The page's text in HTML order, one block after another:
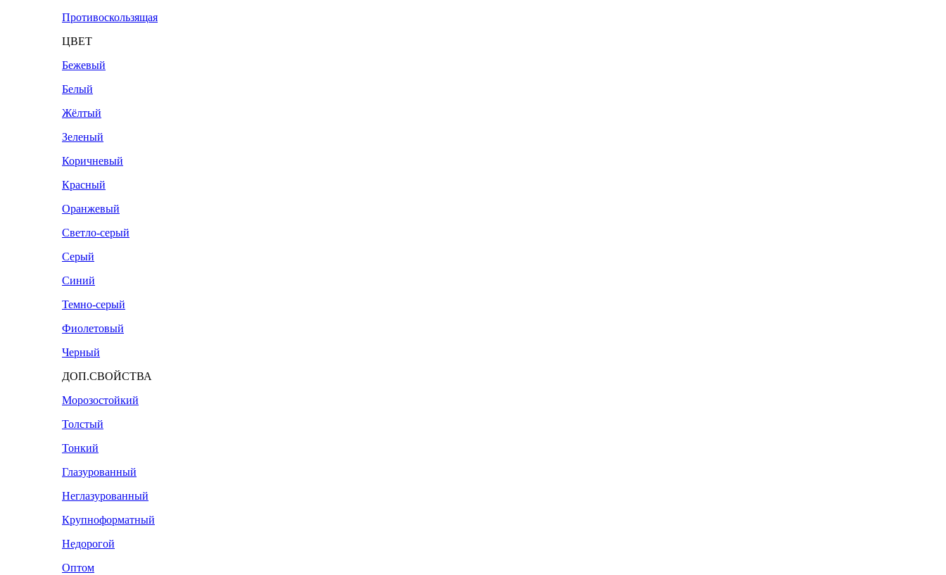
Противоскользящая
ЦВЕТ
Бежевый
Белый
Жёлтый
Зеленый
Коричневый
Красный
Оранжевый
Светло-серый
Серый
Синий
Темно-серый
Фиолетовый
Черный
ДОП.СВОЙСТВА
Морозостойкий
Толстый
Тонкий
Глазурованный
Неглазурованный
Крупноформатный
Недорогой
Оптом